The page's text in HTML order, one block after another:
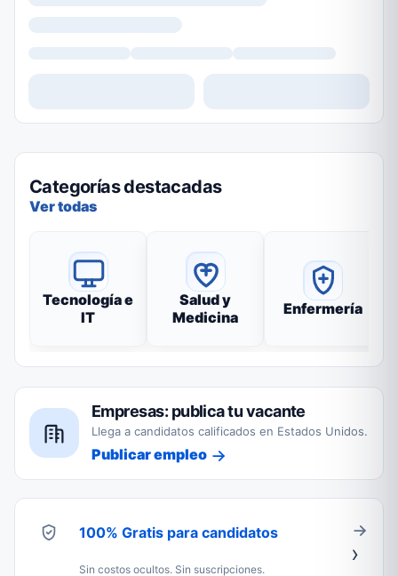
Categorías destacadas
Ver todas
Tecnología e
IT
Salud y
Medicina
Enfermería
Empresas: publica tu vacante
Llega a candidatos calificados en Estados Unidos.
Publicar empleo
100% Gratis para candidatos
Sin costos ocultos. Sin suscripciones.